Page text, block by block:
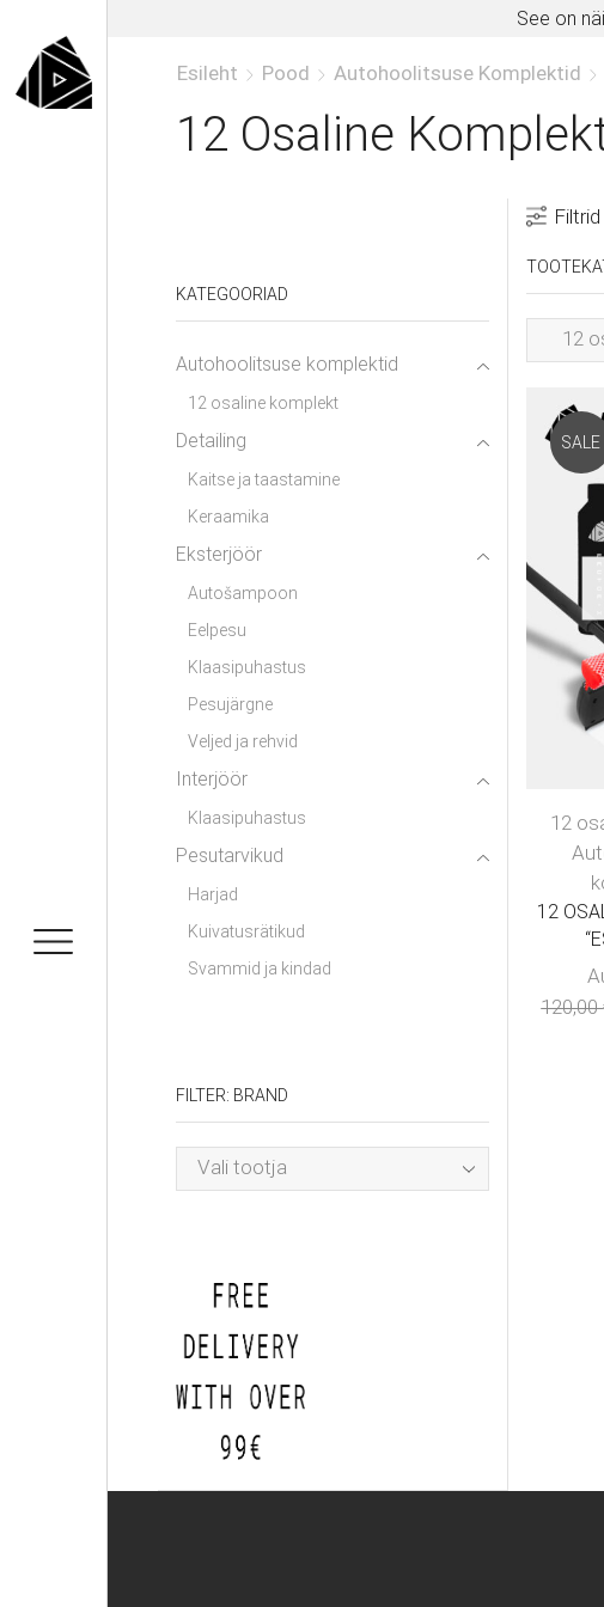
See on
Esileht Pood Autohoolitsuse Komplektid
12 Osaline
Filtrid
12
SALE
12
12
120,00
KATEGOORIAD
Autohoolitsuse komplektid
12 osaline komplekt
Detailing
Kaitse ja taastamine
Keraamika
Eksterjöör
Autošampoon
Eelpesu
Klaasipuhastus
Pesujärgne
Veljed ja rehvid
Interjöör
Klaasipuhastus
Pesutarvikud
Harjad
Kuivatusrätikud
Svammid ja kindad
FILTER: BRAND
Vali tootja